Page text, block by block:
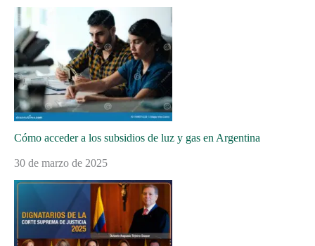
Cómo acceder a los subsidios de luz y gas en Argentina
30 de marzo de 2025